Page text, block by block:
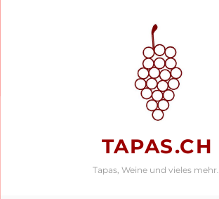
TAPAS.CH
Tapas, Weine und vieles